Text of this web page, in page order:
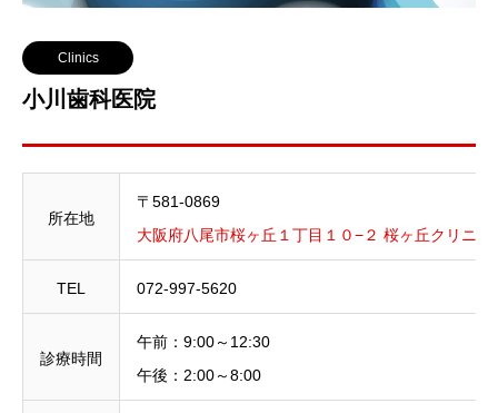
Clinics
小川歯科医院
所在地
〒581-0869
大阪府八尾市桜ヶ丘１丁目１０−２ 桜ヶ丘クリニッ
TEL 072-997-5620
診療時間
午前：9:00～12:30
午後：2:00～8:00